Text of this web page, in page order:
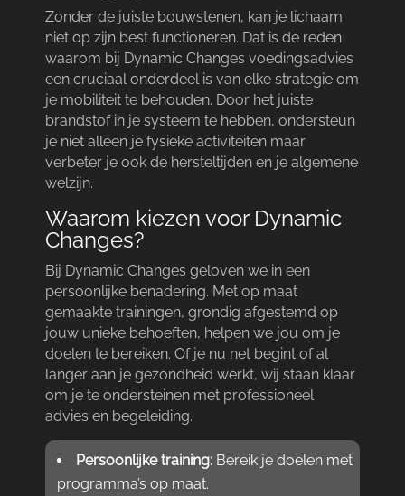
Zonder de juiste bouwstenen, kan je lichaam
niet op zijn best functioneren.​ Dat is de reden
waarom bij Dynamic Changes voedingsadvies
een cruciaal onderdeel is van elke strategie om
je mobiliteit te behouden.​ Door het juiste
brandstof in je systeem te hebben, ondersteun
je niet alleen je fysieke activiteiten maar
verbeter je ook de hersteltijden en je algemene
welzijn.​
Waarom kiezen voor Dynamic
Changes?
Bij Dynamic Changes geloven we in een
persoonlijke benadering.​ Met op maat
gemaakte trainingen, grondig afgestemd op
jouw unieke behoeften, helpen we jou om je
doelen te bereiken.​ Of je nu net begint of al
langer aan je gezondheid werkt, wij staan klaar
om je te ondersteinen met professioneel
advies en begeleiding.​
Persoonlijke training: Bereik je doelen met
programma’s op maat.​